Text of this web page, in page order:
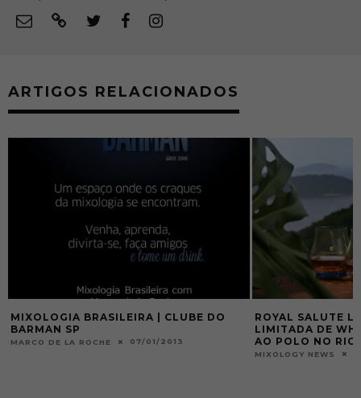
ARTIGOS RELACIONADOS
MIXOLOGIA BRASILEIRA | CLUBE DO
BARMAN SP
MARCO DE LA ROCHE 07/01/2013
ROYAL SALUTE
LIMITADA DE
AO POLO NO RIO
MIXOLOGY NEWS